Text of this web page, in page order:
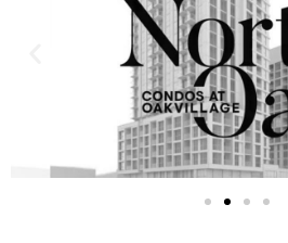
加拿大房地产网站
大多伦多教育网站
大多伦多医疗机构
加拿大银行贷款机构